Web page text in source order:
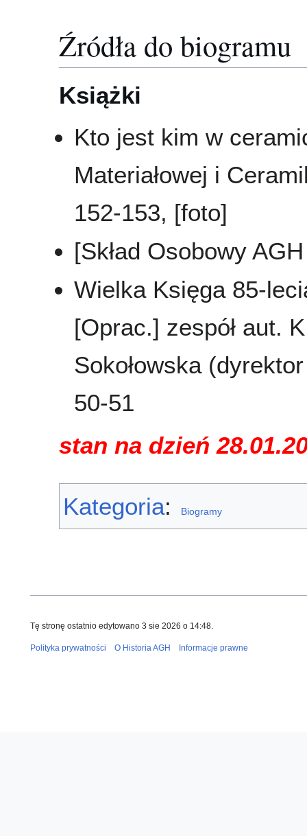
Źródła do biogramu
Książki
Kto jest kim w
Materiałowej i
152-153, [foto]
[Skład Osobowy
Wielka Księga 85-
[Oprac.] zespół aut.
Sokołowska
50-51
stan na dzień
Kategoria: Biogramy
Tę stronę ostatnio edytowano 3 sie 2026 o 14:48.
Polityka prywatności O Historia AGH Informacje prawne